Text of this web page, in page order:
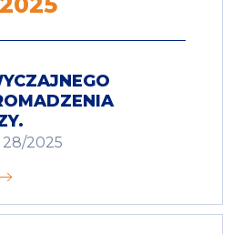
2025